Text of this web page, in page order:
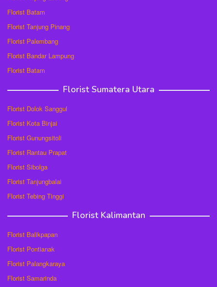
Florist Batam
Florist Tanjung Pinang
Florist Palembang
Florist Bandar Lampung
Florist Batam
Florist Sumatera Utara
Florist Dolok Sanggul
Florist Kota Binjai
Florist Gunungsitoli
Florist Rantau Prapat
Florist Sibolga
Florist Tanjungbalai
Florist Tebing Tinggi
Florist Kalimantan
Florist Balikpapan
Florist Pontianak
Florist Palangkaraya
Florist Samarinda